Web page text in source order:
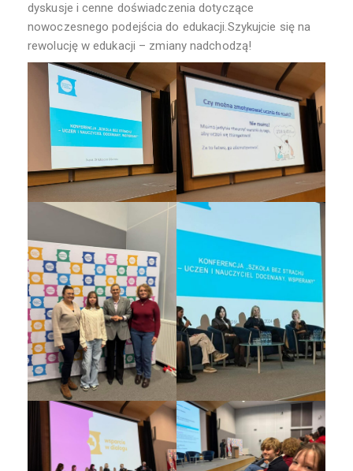
dyskusje i cenne doświadczenia dotyczące
nowoczesnego podejścia do edukacji.Szykujcie się na
rewolucję w edukacji – zmiany nadchodzą!